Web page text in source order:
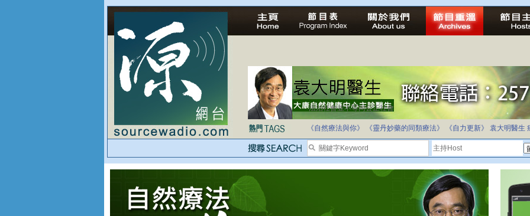
法治社會並不等同公正社會
自家教育合法化-推動多元化教育，全民學卷制
《自然療法與你》
《靈丹妙藥的同類療法》 《自力更新》 袁大明醫生